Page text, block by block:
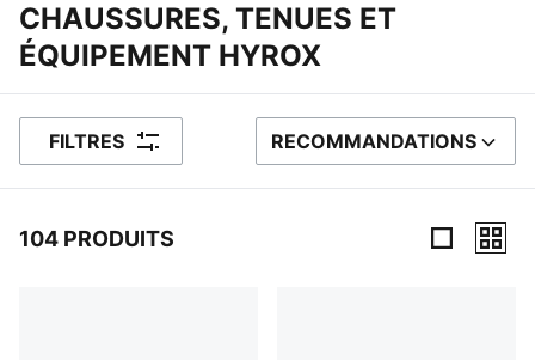
CHAUSSURES, TENUES ET
ÉQUIPEMENT HYROX
FILTRES TRIER PAR
RECOMMANDATIONS
104 PRODUITS